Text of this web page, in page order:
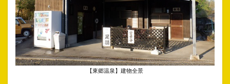
【東郷温泉】建物全景